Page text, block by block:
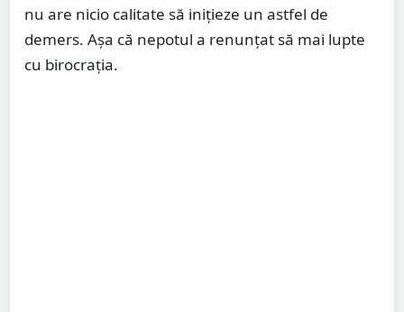
nu are nicio calitate să inițieze un astfel de
demers. Așa că nepotul a renunțat să mai lupte
cu birocrația.